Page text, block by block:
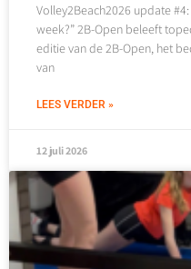
Volley2Beach2026 update
week?” 2B-Open beleeft
editie van de 2B-Open, het
van
LEES VERDER »
12 juli 2026